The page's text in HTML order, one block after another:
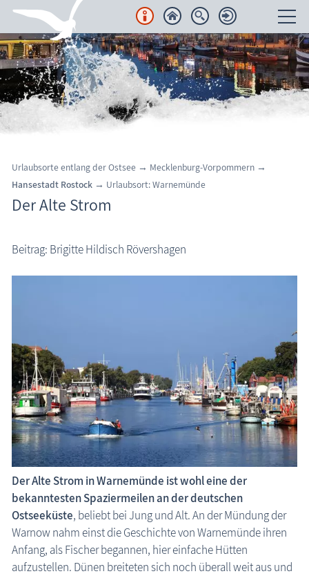
Unterkünfte
Regionales
Urlaubsorte
Karten
Freizeit
Warnemünde: Alter Strom
Urlaubsorte entlang der Ostsee → Mecklenburg-Vorpommern →
Hansestadt Rostock → Urlaubsort:Warnemünde
Der Alte Strom
Beitrag: Brigitte Hildisch Rövershagen
Der Alte Strom in Warnemünde ist wohl eine der
bekanntesten Spaziermeilen an der deutschen
Ostseeküste, beliebt bei Jung und Alt. An der Mündung der
Warnow nahm einst die Geschichte von Warnemünde ihren
Anfang, als Fischer begannen, hier einfache Hütten
aufzustellen. Dünen breiteten sich noch überall weit aus und